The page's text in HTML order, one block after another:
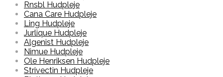
Rnsbl Hudpleje
Cana Care Hudpleje
Ling Hudpleje
Jurlique Hudpleje
Algenist Hudpleje
Nimue Hudpleje
Ole Henriksen Hudpleje
Strivectin Hudpleje